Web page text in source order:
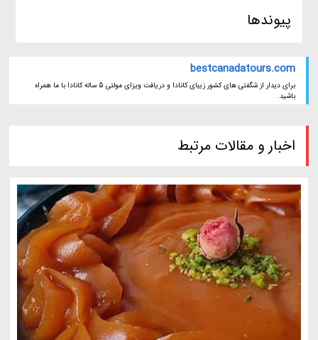
پیوندها
bestcanadatours.com
برای دیدار از شگفتی های کشور زیبای کانادا و دریافت ویزای مولتی 5 ساله کانادا با ما همراه
باشید.
اخبار و مقالات مرتبط